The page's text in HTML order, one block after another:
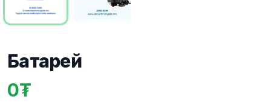
Батарей
Product information
0